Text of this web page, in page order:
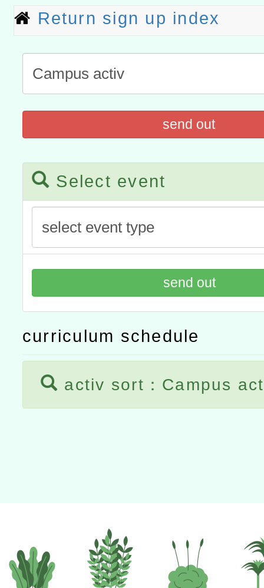
措施，延長至115年9月28
位及節水達人選拔活動」
市孔廟祈福系列活動—儒
航」
2026年桃園地景藝術節教
「2026桃園藝術巡演」活
宜
轉知教育部國民及學前教
灣師範大學辦理「114至
進學校輔導計畫師資專業
函轉國家教育研究院中心
民族教育政策研討會「原
趨勢與發展」
轉知教育部國民及學前教
政府教育局辦理「115年
研習實施計畫－夢的N次
函轉國立臺灣師範大學辦
臺北學習中心115年度第2
班」招生簡章及EDM
轉知有關國立成功大學辦
共融平台-教案暨教學示範
章
教育部國民及學前教育署
COVID-19疫苗接種計畫
擴大為「滿6個月以上尚
Return sign up index
send out
Select event
send out
curriculum schedule
activ sort：Campus